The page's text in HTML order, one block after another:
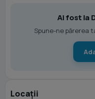
Ai fost la
Spune-ne părerea
Locații